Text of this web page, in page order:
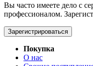
Вы часто имеете дело с
профессионалом.
Зарегистрироваться
Покупка
О нас